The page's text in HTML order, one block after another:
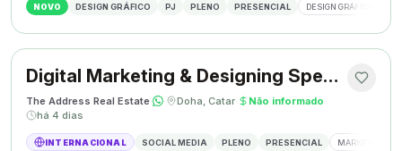
NOVO DESIGN GRÁFICO PJ PLENO PRESENCIAL DESIGN GRÁFICO
Digital Marketing & Designing Specialist
The Address Real Estate· · Doha, Catar· Não informado·
há 4 dias
INTERNACIONAL SOCIAL MEDIA PLENO PRESENCIAL MARKETING